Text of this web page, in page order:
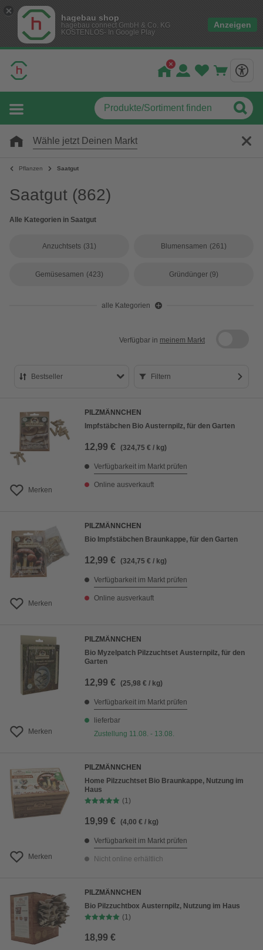
hagebau shop
hagebau connect GmbH & Co. KG
KOSTENLOS- In Google Play
Anzeigen
Wähle jetzt Deinen Markt
Pflanzen Saatgut
Saatgut (862)
Alle Kategorien in Saatgut
Anzuchtsets (31) Blumensamen (261)
Gemüsesamen (423) Gründünger (9)
alle Kategorien
Verfügbar in meinem Markt
Bestseller
Preis aufsteigend
Preis absteigend
Filtern
Merken
PILZMÄNNCHEN
Impfstäbchen Bio Austernpilz, für den Garten
12,99 € (324,75 € / kg)
Verfügbarkeit im Markt prüfen
Online ausverkauft
Merken
PILZMÄNNCHEN
Bio Impfstäbchen Braunkappe, für den Garten
12,99 € (324,75 € / kg)
Verfügbarkeit im Markt prüfen
Online ausverkauft
Merken
PILZMÄNNCHEN
Bio Myzelpatch Pilzzuchtset Austernpilz, für den
Garten
12,99 € (25,98 € / kg)
Verfügbarkeit im Markt prüfen
lieferbar
Zustellung 11.08. - 13.08.
Merken
PILZMÄNNCHEN
Home Pilzzuchtset Bio Braunkappe, Nutzung im
Haus
(1)
19,99 € (4,00 € / kg)
Verfügbarkeit im Markt prüfen
Nicht online erhältlich
PILZMÄNNCHEN
Bio Pilzzuchtbox Austernpilz, Nutzung im Haus
(1)
18,99 €